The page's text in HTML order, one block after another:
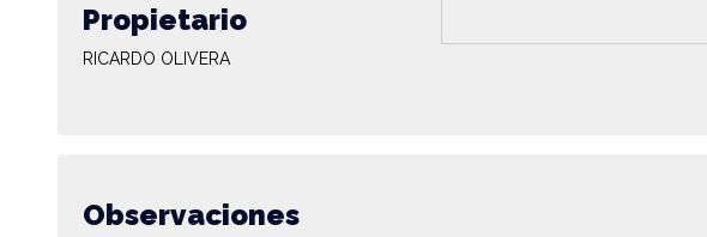
Propietario
RICARDO OLIVERA
Observaciones